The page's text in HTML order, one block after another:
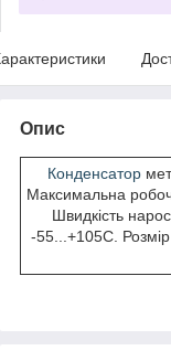
Опис
Конденсатор
Максимальна
Швидкість
-55...+105С.